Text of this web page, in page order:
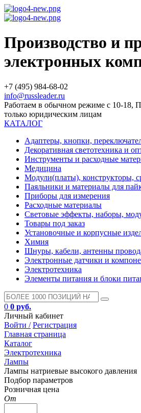
Производство и
электронных
+7 (495) 984-68-02
info@russleader.ru
Работаем в обычном режиме с 10-18,
только юридическим лицам
КАТАЛОГ
Адаптеры, кнопки,
Декоративная светотехника и
Инструменты и расходные
Медицина
Модули(платы), конструкторы,
Паяльники и материалы для
Приборы для измерения
Расходные материалы
Световые эффекты, наборы,
Товары под заказ
Установочные и корпусные
Химия
Шнуры, кабели, антенны
Электронные датчики и
Электротехника
Элементы питания и блоки
0 0 руб.
Личный кабинет
Войти / Регистрация
Главная страница
Каталог
Электротехника
Лампы
Лампы натриевые высокого давления
Подбор параметров
Розничная цена
От